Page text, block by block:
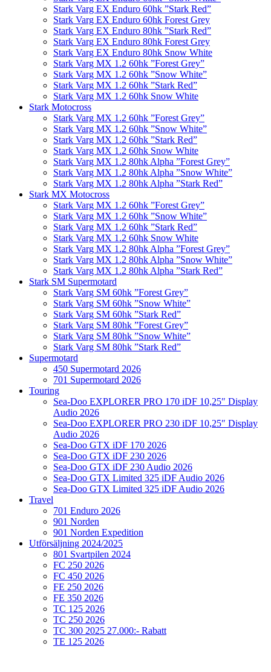
Stark Varg EX Enduro 60hk ”Stark Red”
Stark Varg EX Enduro 60hk Forest Grey
Stark Varg EX Enduro 80hk ”Stark Red”
Stark Varg EX Enduro 80hk Forest Grey
Stark Varg EX Enduro 80hk Snow White
Stark Varg MX 1.2 60hk ”Forest Grey”
Stark Varg MX 1.2 60hk ”Snow White”
Stark Varg MX 1.2 60hk ”Stark Red”
Stark Varg MX 1.2 60hk Snow White
Stark Motocross
Stark Varg MX 1.2 60hk ”Forest Grey”
Stark Varg MX 1.2 60hk ”Snow White”
Stark Varg MX 1.2 60hk ”Stark Red”
Stark Varg MX 1.2 60hk Snow White
Stark Varg MX 1.2 80hk Alpha ”Forest Grey”
Stark Varg MX 1.2 80hk Alpha ”Snow White”
Stark Varg MX 1.2 80hk Alpha ”Stark Red”
Stark MX Motocross
Stark Varg MX 1.2 60hk ”Forest Grey”
Stark Varg MX 1.2 60hk ”Snow White”
Stark Varg MX 1.2 60hk ”Stark Red”
Stark Varg MX 1.2 60hk Snow White
Stark Varg MX 1.2 80hk Alpha ”Forest Grey”
Stark Varg MX 1.2 80hk Alpha ”Snow White”
Stark Varg MX 1.2 80hk Alpha ”Stark Red”
Stark SM Supermotard
Stark Varg SM 60hk ”Forest Grey”
Stark Varg SM 60hk ”Snow White”
Stark Varg SM 60hk ”Stark Red”
Stark Varg SM 80hk ”Forest Grey”
Stark Varg SM 80hk ”Snow White”
Stark Varg SM 80hk ”Stark Red”
Supermotard
450 Supermotard 2026
701 Supermotard 2026
Touring
Sea-Doo EXPLORER PRO 170 iDF 10,25″ Display
Audio 2026
Sea-Doo EXPLORER PRO 230 iDF 10,25″ Display
Audio 2026
Sea-Doo GTX iDF 170 2026
Sea-Doo GTX iDF 230 2026
Sea-Doo GTX iDF 230 Audio 2026
Sea-Doo GTX Limited 325 iDF Audio 2026
Sea-Doo GTX Limited 325 iDF Audio 2026
Travel
701 Enduro 2026
901 Norden
901 Norden Expedition
Utförsäljning 2024/2025
801 Svartpilen 2024
FC 250 2026
FC 450 2026
FE 250 2026
FE 350 2026
TC 125 2026
TC 250 2026
TC 300 2025 27.000:- Rabatt
TE 125 2026